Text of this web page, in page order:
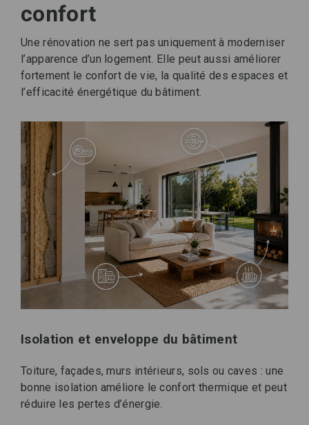
confort
Une rénovation ne sert pas uniquement à moderniser
l’apparence d’un logement. Elle peut aussi améliorer
fortement le confort de vie, la qualité des espaces et
l’efficacité énergétique du bâtiment.
Isolation et enveloppe du bâtiment
Toiture, façades, murs intérieurs, sols ou caves : une
bonne isolation améliore le confort thermique et peut
réduire les pertes d’énergie.